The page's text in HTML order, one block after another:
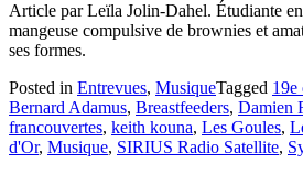
Article par Leïla Jolin-Dahel. Étudiante
mangeuse compulsive de brownies et
ses formes.
Posted in Entrevues, MusiqueTagged 19e
Bernard Adamus, Breastfeeders, Damien
francouvertes, keith kouna, Les Goules,
d'Or, Musique, SIRIUS Radio Satellite,